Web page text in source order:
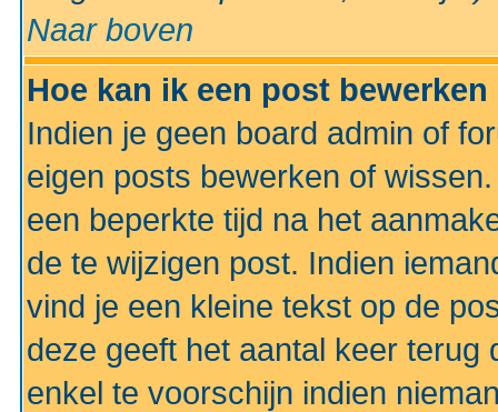
Naar boven
Hoe kan ik een post
Indien je geen board admin of
eigen posts bewerken of
een beperkte tijd na het
de te wijzigen post. Indien
vind je een kleine tekst op de
deze geeft het aantal keer terug
enkel te voorschijn indien